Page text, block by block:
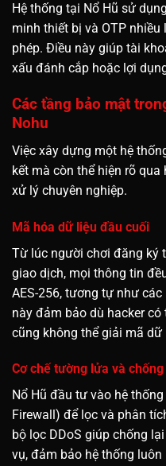
Hệ thống tại Nổ Hũ sử
minh thiết bị và OTP
phép. Điều này giúp tài
xấu đánh cắp hoặc lợi
Các tầng bảo mật
Nohu
Việc xây dựng một hệ
kết mà còn thể hiện rõ
xử lý chuyên nghiệp.
Mã hóa dữ liệu đầu cuối
Từ lúc người chơi đăng ký
giao dịch, mọi thông tin
AES-256, tương tự như
này đảm bảo dù hacker
cũng không thể giải mã dữ
Cơ chế tường lửa và chống
Nổ Hũ đầu tư vào hệ
Firewall) để lọc và phân
bộ lọc DDoS giúp chống
vụ, đảm bảo hệ thống